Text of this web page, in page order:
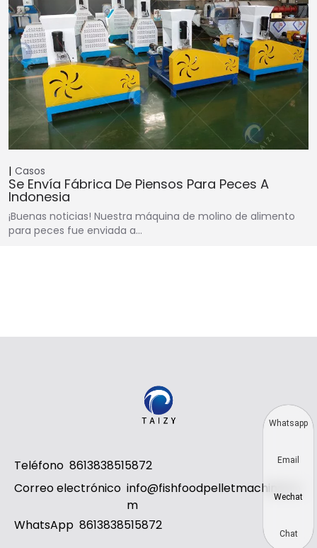
Casos
Se Envía Fábrica De Piensos Para Peces A
Indonesia
¡Buenas noticias! Nuestra máquina de molino de alimento
para peces fue enviada a…
Teléfono 8613838515872
Correo electrónico info@fishfoodpelletmachine.co
m
WhatsApp 8613838515872
Whatsapp
Email
Wechat
Chat